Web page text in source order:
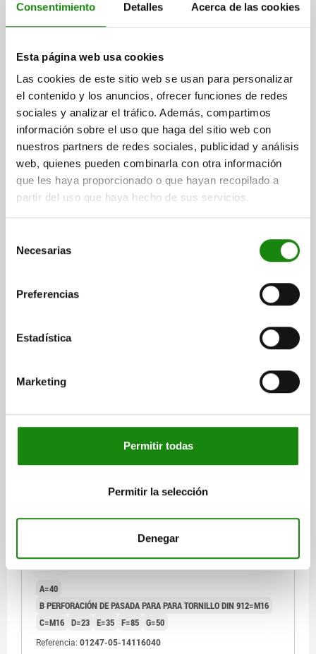
Consentimiento Detalles Acerca de las cookies
Esta página web usa cookies
Las cookies de este sitio web se usan para personalizar
el contenido y los anuncios, ofrecer funciones de redes
sociales y analizar el tráfico. Además, compartimos
información sobre el uso que haga del sitio web con
nuestros partners de redes sociales, publicidad y análisis
web, quienes pueden combinarla con otra información
que les haya proporcionado o que hayan recopilado a
partir del uso que haya hecho de sus servicios.
Necesarias
Preferencias
Estadística
Marketing
Permitir todas
Permitir la selección
Denegar
B PERFORACIÓN DE PASADA PARA PARA TORNILLO DIN 912=M16
C=M16 D=8 E=25 F=85 G=50
$4,671.23
más IVA.
más gastos de envío
DETALLES
01247-05
A=32
B PERFORACIÓN DE PASADA PARA PARA TORNILLO DIN 912=M16
Referencia:
$4,813.59
DETALLES
BLOQUE DE APOYO FORMA:M A=40
A=40
B PERFORACIÓN DE PASADA PARA PARA TORNILLO DIN 912=M16
C=M16 D=23 E=35 F=85 G=50
Referencia: 01247-05-14116040